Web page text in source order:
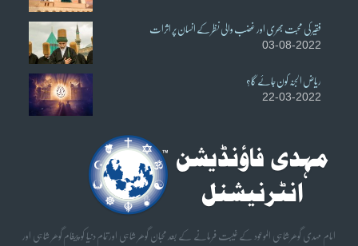
فقیر کی محبت بھری اور غضب والی نظر کے انسان پر اثرات
03-08-2022
ریاض الجنہ کون جائے گا؟
22-03-2022
امام مہدی گوھر شاہی الموعود کے غیبت فرمانے کے بعد محبان گوھر شاہی اورتمام دنیا کو پیغام گوھر شاہی اور